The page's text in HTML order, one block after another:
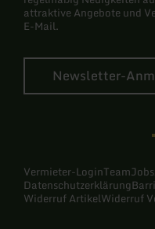
attraktive Angebote und
E-Mail.
Newsletter-
Vermieter-LoginTeamJobs
Datenschutzerklärung
Widerruf ArtikelWiderruf